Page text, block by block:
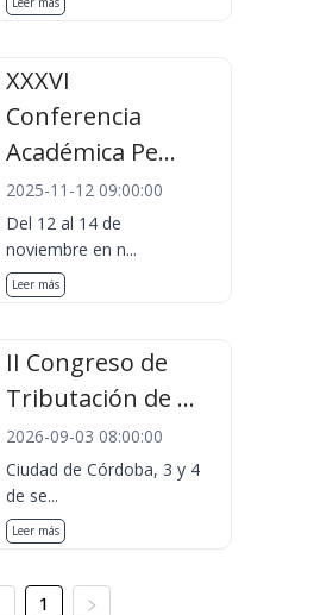
XXXVI
Conferencia
Académica Pe...
2025-11-12 09:00:00
Del 12 al 14 de
noviembre en n...
Leer más
II Congreso de
Tributación de ...
2026-09-03 08:00:00
Ciudad de Córdoba, 3 y 4
de se...
Leer más
1